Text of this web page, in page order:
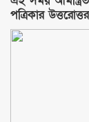
পত্রিকার